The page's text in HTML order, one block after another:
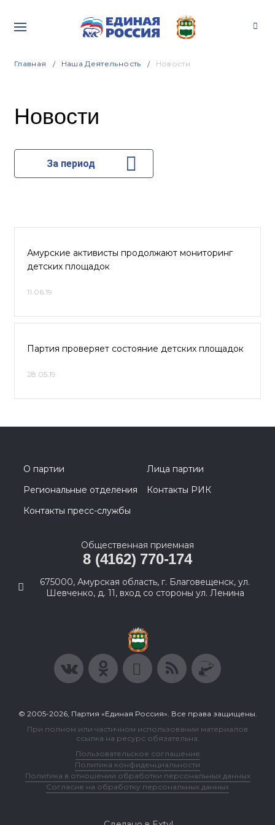
Главная Наша Деятельность Новости
Новости
За период
Амурские активисты продолжают мониторинг
детских площадок
11.06.19
Партия проверяет состояние детских площадок
28.05.19
О партии
Лица партии
Региональные отделения
Контакты РИК
Контакты пресс-службы
Общественная приемная
8 (4162) 770-174
675000, Амурская область, г. Благовещенск, ул.
Шевченко, д. 11, вход со стороны ул. Ленина
© 2005-2026, Партия «Единая Россия». Все права защищены.
При полном или частичном использовании материалов
ссылка на ресурс обязательна.
Пользовательское соглашение
Политика конфиденциальности
Политика в отношении обработки персональных данных
Согласие на обработку персональных данных